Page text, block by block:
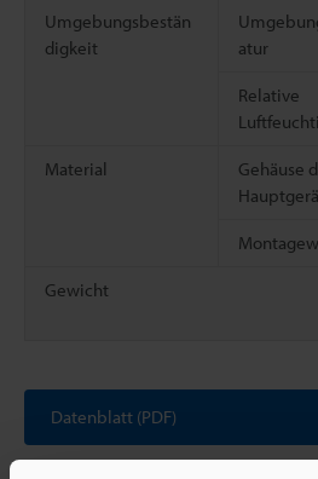
Umgebungsbestän
digkeit
atur
Relative
Material
Gehäuse
Gewicht
Datenblatt (PDF)